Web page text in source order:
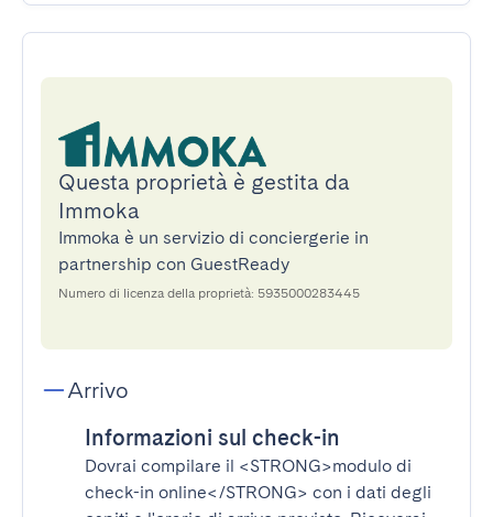
Questa proprietà è gestita da
Immoka
Immoka è un servizio di conciergerie in
partnership con GuestReady
Numero di licenza della proprietà: 5935000283445
Arrivo
Informazioni sul check-in
Dovrai compilare il <STRONG>modulo di
check-in online</STRONG> con i dati degli